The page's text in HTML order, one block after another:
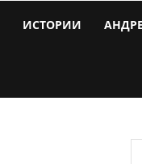
ИСТОРИИ